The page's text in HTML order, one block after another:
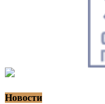
Новости